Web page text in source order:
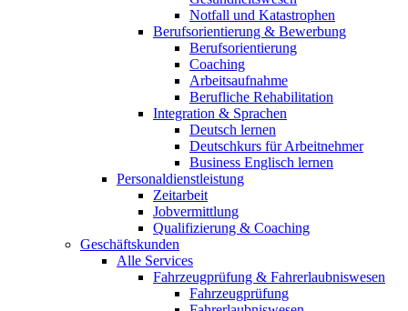
Notfall und Katastrophen
Berufsorientierung & Bewerbung
Berufsorientierung
Coaching
Arbeitsaufnahme
Berufliche Rehabilitation
Integration & Sprachen
Deutsch lernen
Deutschkurs für Arbeitnehmer
Business Englisch lernen
Personaldienstleistung
Zeitarbeit
Jobvermittlung
Qualifizierung & Coaching
Geschäftskunden
Alle Services
Fahrzeugprüfung & Fahrerlaubniswesen
Fahrzeugprüfung